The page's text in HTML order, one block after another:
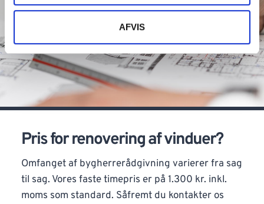
AFVIS
Pris for renovering af vinduer?
Omfanget af bygherrerådgivning varierer fra sag
til sag. Vores faste timepris er på 1.300 kr. inkl.
moms som standard. Såfremt du kontakter os